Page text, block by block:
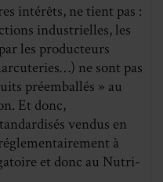
intérêts, ne tient pas :
industrielles, les
les producteurs
ne sont pas
préemballés » au
Et donc,
vendus en
à
et donc au Nutri-